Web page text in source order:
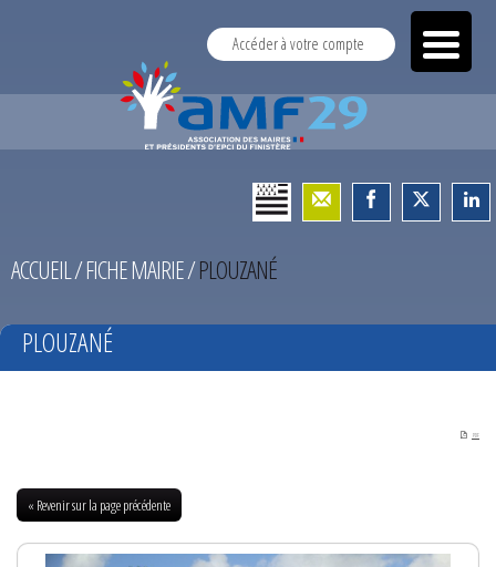
Accéder à votre compte
ACCUEIL/FICHE MAIRIE/PLOUZANÉ
PLOUZANÉ
PDF
« Revenir sur la page précédente